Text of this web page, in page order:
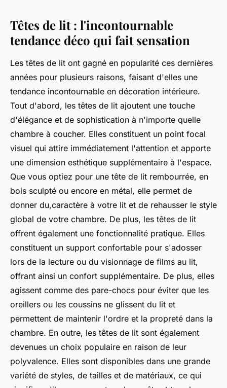
Têtes de lit : l'incontournable
tendance déco qui fait sensation
Les têtes de lit ont gagné en popularité ces dernières
années pour plusieurs raisons, faisant d'elles une
tendance incontournable en décoration intérieure.
Tout d'abord, les têtes de lit ajoutent une touche
d'élégance et de sophistication à n'importe quelle
chambre à coucher. Elles constituent un point focal
visuel qui attire immédiatement l'attention et apporte
une dimension esthétique supplémentaire à l'espace.
Que vous optiez pour une tête de lit rembourrée, en
bois sculpté ou encore en métal, elle permet de
donner du,caractère à votre lit et de rehausser le style
global de votre chambre. De plus, les têtes de lit
offrent également une fonctionnalité pratique. Elles
constituent un support confortable pour s'adosser
lors de la lecture ou du visionnage de films au lit,
offrant ainsi un confort supplémentaire. De plus, elles
agissent comme des pare-chocs pour éviter que les
oreillers ou les coussins ne glissent du lit et
permettent de maintenir l'ordre et la propreté dans la
chambre. En outre, les têtes de lit sont également
devenues un choix populaire en raison de leur
polyvalence. Elles sont disponibles dans une grande
variété de styles, de tailles et de matériaux, ce qui